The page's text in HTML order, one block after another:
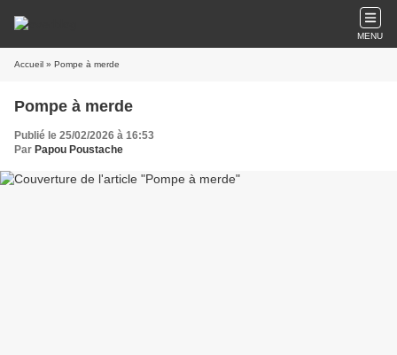
MENU
Accueil » Pompe à merde
Pompe à merde
Publié le 25/02/2026 à 16:53
Par Papou Poustache